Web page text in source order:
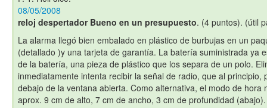
08/05/2008
reloj despertador Bueno en un presupuesto. (4 puntos). (útil
La alarma llegó bien embalado en plástico de burbujas en un
(detallado )y una tarjeta de garantía. La batería suministrada ya
de la batería, una pieza de plástico que los separa de un polo.
inmediatamente intenta recibir la señal de radio, que al principio,
debajo de la ventana abierta. Como alternativa, el modo de hora
aprox. 9 cm de alto, 7 cm de ancho, 3 cm de profundidad (abajo).